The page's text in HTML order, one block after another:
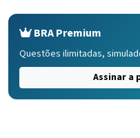
BRA Premium
Questões ilimitadas,
Assinar a